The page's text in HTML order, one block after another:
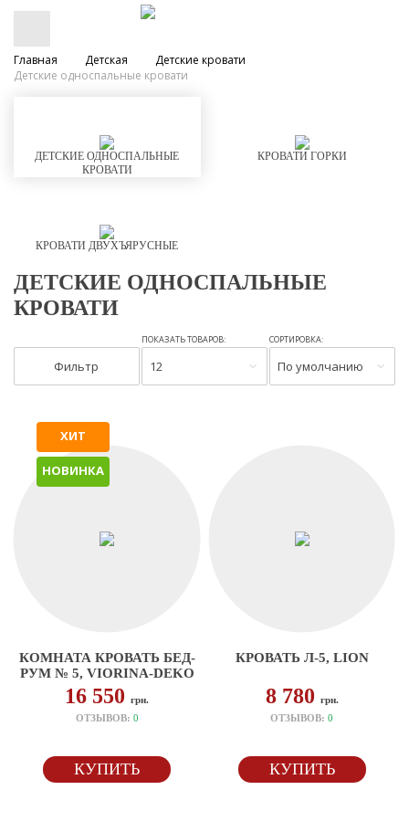
Главная Детская
Детские кровати
Детские односпальные кровати
ДЕТСКИЕ ОДНОСПАЛЬНЫЕ
КРОВАТИ
КРОВАТИ ГОРКИ
КРОВАТИ ДВУХЪЯРУСНЫЕ
ДЕТСКИЕ ОДНОСПАЛЬНЫЕ
КРОВАТИ
Фильтр
ПОКАЗАТЬ ТОВАРОВ:
12
СОРТИРОВКА:
По умолчанию
ХИТ
НОВИНКА
КОМНАТА КРОВАТЬ БЕД-
РУМ № 5, VIORINA-DEKO
16 550грн.
ОТЗЫВОВ: 0
КУПИТЬ
КРОВАТЬ Л-5, LION
8 780 грн.
ОТЗЫВОВ:0
КУПИТЬ